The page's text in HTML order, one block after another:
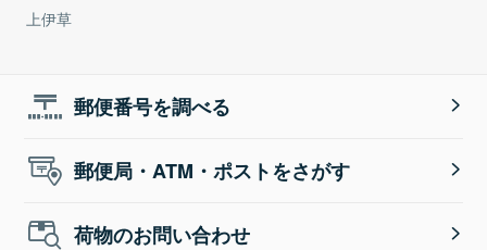
上伊草
郵便番号を調べる
郵便局・ATM・ポストをさがす
荷物のお問い合わせ